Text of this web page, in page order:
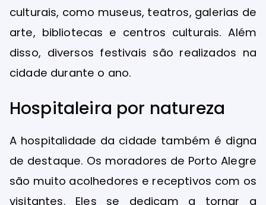
culturais, como museus, teatros, galerias de
arte, bibliotecas e centros culturais. Além
disso, diversos festivais são realizados na
cidade durante o ano.
Hospitaleira por natureza
A hospitalidade da cidade também é digna
de destaque. Os moradores de Porto Alegre
são muito acolhedores e receptivos com os
visitantes. Eles se dedicam a tornar a